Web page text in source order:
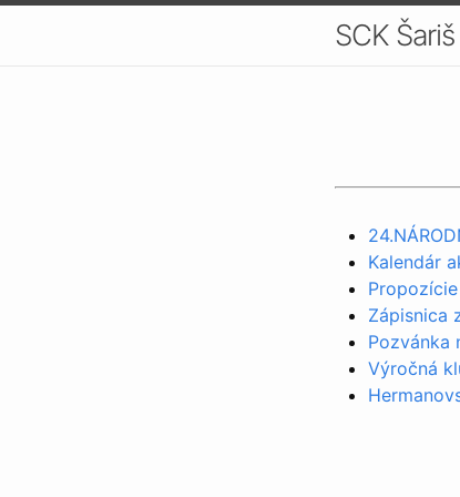
SCK
Kalendár
Zápisnica
Pozvánka
Výročná